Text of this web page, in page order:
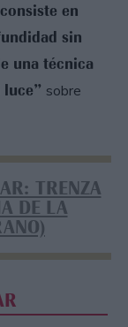
en
sin
una técnica
sobre
TRENZA
DE LA